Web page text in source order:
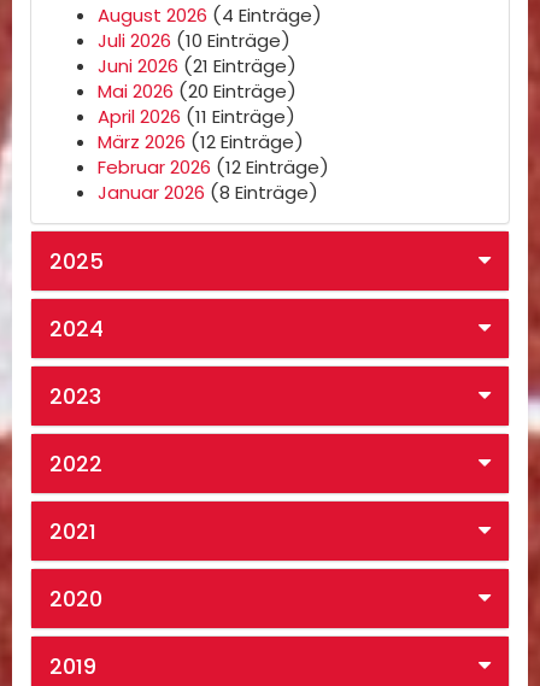
August 2026 (4 Einträge)
Juli 2026 (10 Einträge)
Juni 2026 (21 Einträge)
Mai 2026 (20 Einträge)
April 2026 (11 Einträge)
März 2026 (12 Einträge)
Februar 2026 (12 Einträge)
Januar 2026 (8 Einträge)
2025
2024
2023
2022
2021
2020
2019